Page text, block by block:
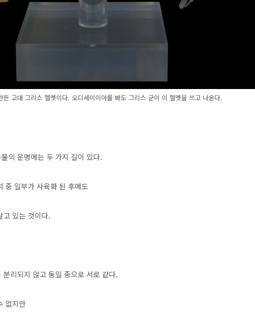
든 고대 그리스 헬멧이다. 오디세이이아를 봐도 그리스 군이 이 헬멧을 쓰고 나온다.
의 운명에는 두 가지 길이 있다.
중 일부가 사육화 된 후에도
고 있는 것이다.
리되지 않고 동일 종으로 서로 같다.
없지만